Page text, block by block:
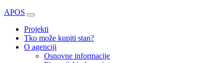
APOS
Projekti
Tko može kupiti stan?
O agenciji
Osnovne informacije